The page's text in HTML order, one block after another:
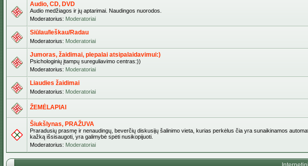
Audio, CD, DVD
Audio medžiagos ir jų aptarimai. Naudingos nuorodos.
Moderatorius: Moderatoriai
Siūlau/Ieškau/Radau
Moderatorius: Moderatoriai
Jumoras, žaidimai, plepalai atsipalaidavimui:)
Psichologinių įtampų sureguliavimo centras:))
Moderatorius: Moderatoriai
Liaudies žaidimai
Moderatorius: Moderatoriai
ŽEMĖLAPIAI
Šiukšlynas, PRAŽUVA
Praradusių prasmę ir nenaudingų, beverčių diskusijų šalinimo vieta, kurias perkėlus čia yra sunaikinamos
kažką išsisaugoti, yra galimybė spėti nusikopijuoti.
Moderatorius: Moderatoriai